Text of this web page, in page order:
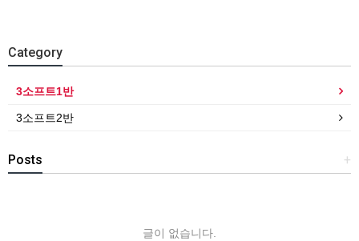
Category
3소프트1반
3소프트2반
+
Posts
글이 없습니다.